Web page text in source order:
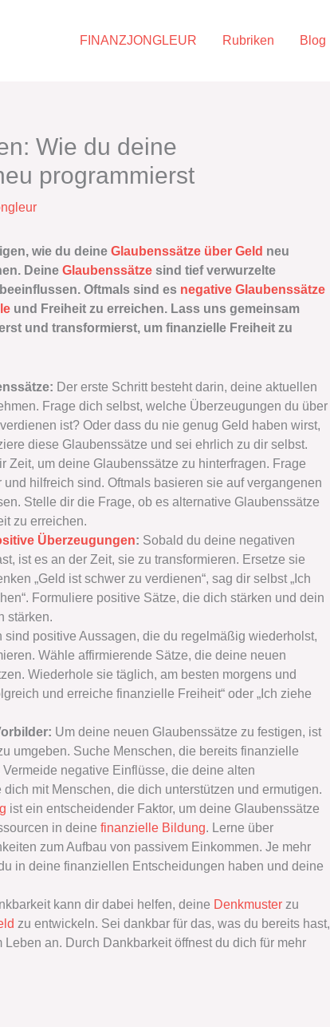
FINANZJONGLEUR Rubriken Blog
Wie du deine
programmierst
wie du deine Glaubenssätze über Geld neu
Deine Glaubenssätze sind tief verwurzelte
Oftmals sind es negative Glaubenssätze
und Freiheit zu erreichen. Lass uns gemeinsam
und transformierst, um finanzielle Freiheit zu
Der erste Schritt besteht darin, deine aktuellen
Frage dich selbst, welche Überzeugungen du über
ist? Oder dass du nie genug Geld haben wirst,
diese Glaubenssätze und sei ehrlich zu dir selbst.
Zeit, um deine Glaubenssätze zu hinterfragen. Frage
hilfreich sind. Oftmals basieren sie auf vergangenen
Stelle dir die Frage, ob es alternative Glaubenssätze
zu erreichen.
Überzeugungen: Sobald du deine negativen
ist es an der Zeit, sie zu transformieren. Ersetze sie
„Geld ist schwer zu verdienen“, sag dir selbst „Ich
Formuliere positive Sätze, die dich stärken und dein
stärken.
sind positive Aussagen, die du regelmäßig wiederholst,
Wähle affirmierende Sätze, die deine neuen
Wiederhole sie täglich, am besten morgens und
und erreiche finanzielle Freiheit“ oder „Ich ziehe
Um deine neuen Glaubenssätze zu festigen, ist
umgeben. Suche Menschen, die bereits finanzielle
negative Einflüsse, die deine alten
mit Menschen, die dich unterstützen und ermutigen.
ist ein entscheidender Faktor, um deine Glaubenssätze
in deine finanzielle Bildung. Lerne über
zum Aufbau von passivem Einkommen. Je mehr
in deine finanziellen Entscheidungen haben und deine
kann dir dabei helfen, deine Denkmuster zu
zu entwickeln. Sei dankbar für das, was du bereits hast,
an. Durch Dankbarkeit öffnest du dich für mehr